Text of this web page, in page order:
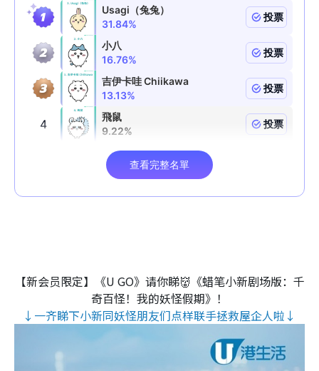
【新会员限定】《U GO》请你睇👹《蜡笔小新剧场版：千
奇百怪！我的妖怪假期》！
↓一齐睇下小新同妖怪朋友们点样联手拯救屋企人啦↓